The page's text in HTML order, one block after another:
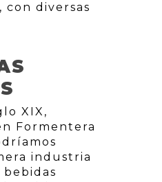
con diversas
XIX,
Formentera
industria